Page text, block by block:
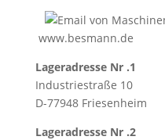
www.besmann.de
Lageradresse Nr .1
Industriestraße 10
D-77948 Friesenheim
Lageradresse Nr .2